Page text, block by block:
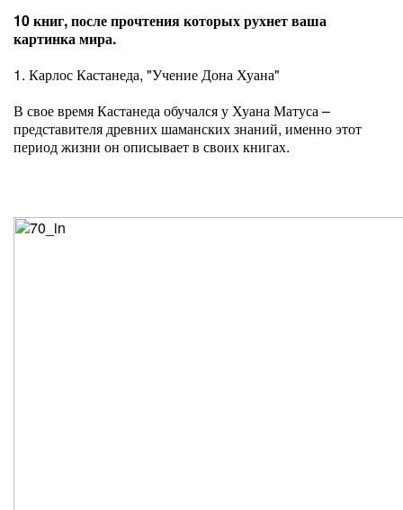
10 книг, после прочтения которых рухнет ваша
картинка мира.
1. Карлос Кастанеда, "Учение Дона Хуана"
В свое время Кастанеда обучался у Хуана Матуса –
представителя древних шаманских знаний, именно этот
период жизни он описывает в своих книгах.